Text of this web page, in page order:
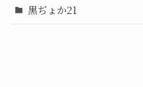
黒ぢょか21